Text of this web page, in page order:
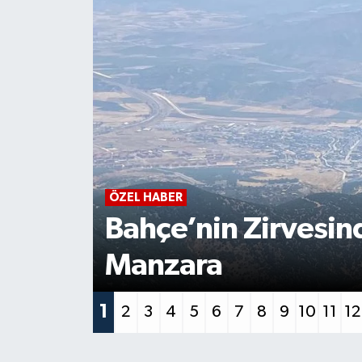
ÖZEL HABER
Bahçe’nin
Manzara
1 2 3 4 5 6 7 8 9 10 11 12